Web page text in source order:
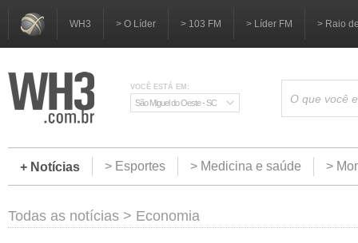
WH3 > O Líder > 103 FM > Líder FM > Raio
VOCÊ ESTÁ EM:
São Miguel do Oeste - SC
+ Notícias > Esportes > Medicina e saúde >
Todas as notícias > Economia